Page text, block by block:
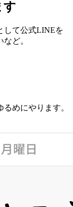
す
して公式LINEを
ど。
めにやります。